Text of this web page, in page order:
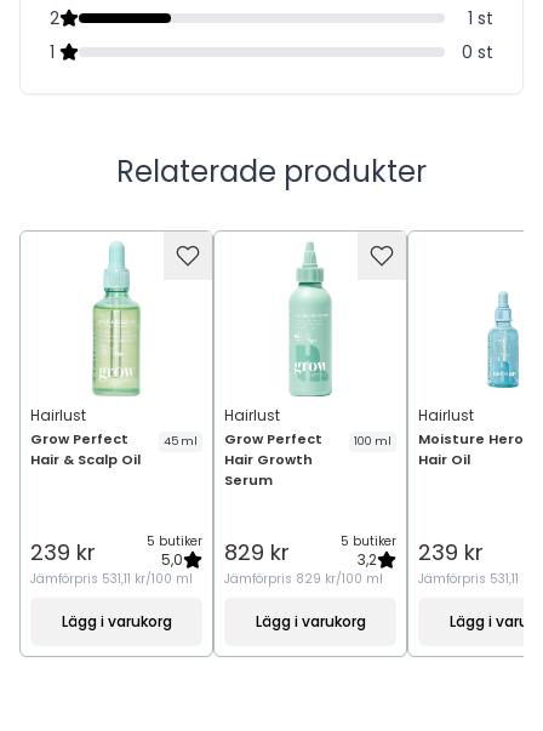
2
1 st
1
0 st
Relaterade produkter
Hairlust
Grow Perfect
Hair & Scalp Oil
45 ml
239 kr 5 butiker
5,0
Jämförpris 531,11 kr/100 ml
Lägg i varukorg
Hairlust
Grow Perfect
Hair Growth
Serum
100 ml
829 kr 5 butiker
3,2
Jämförpris 829 kr/100 ml
Lägg i varukorg
Hairlust
Moisture Hero
Hair Oil
239 kr
Jämförpris 531,11
Lägg i